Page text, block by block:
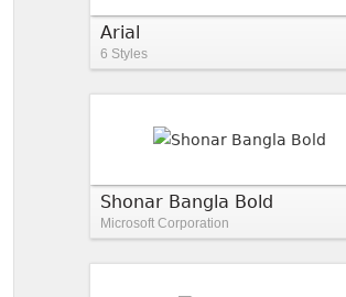
Arial
6 Styles
Shonar Bangla Bold
Microsoft Corporation